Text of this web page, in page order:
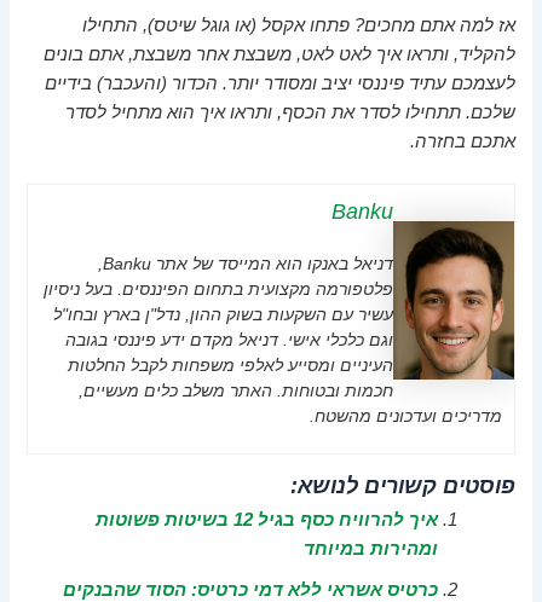
אז למה אתם מחכים? פתחו אקסל (או גוגל שיטס), התחילו
להקליד, ותראו איך לאט לאט, משבצת אחר משבצת, אתם בונים
לעצמכם עתיד פיננסי יציב ומסודר יותר. הכדור (והעכבר) בידיים
שלכם. תתחילו לסדר את הכסף, ותראו איך הוא מתחיל לסדר
אתכם בחזרה.
Banku
פלטפורמה מקצועית בתחום הפיננסים. בעל ניסיון
עשיר עם השקעות בשוק ההון, נדל"ן בארץ ובחו"ל
וגם כלכלי אישי. דניאל מקדם ידע פיננסי בגובה
העיניים ומסייע לאלפי משפחות לקבל החלטות
חכמות ובטוחות. האתר משלב כלים מעשיים,
מדריכים ועדכונים מהשטח.
פוסטים קשורים לנושא:
איך להרוויח כסף בגיל 12 בשיטות פשוטות
ומהירות במיוחד
כרטיס אשראי ללא דמי כרטיס: הסוד שהבנקים